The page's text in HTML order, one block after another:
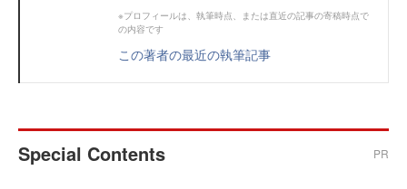
※プロフィールは、執筆時点、または直近の記事の寄稿時点で
の内容です
この著者の最近の執筆記事
Special Contents PR